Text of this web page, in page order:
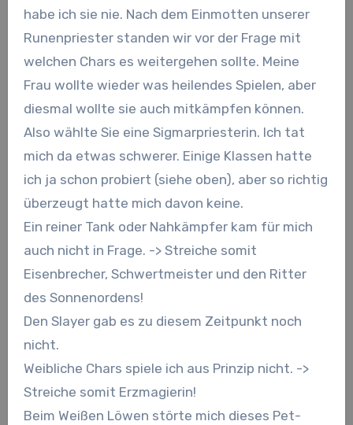
habe ich sie nie. Nach dem Einmotten unserer
Runenpriester standen wir vor der Frage mit
welchen Chars es weitergehen sollte. Meine
Frau wollte wieder was heilendes Spielen, aber
diesmal wollte sie auch mitkämpfen können.
Also wählte Sie eine Sigmarpriesterin. Ich tat
mich da etwas schwerer. Einige Klassen hatte
ich ja schon probiert (siehe oben), aber so richtig
überzeugt hatte mich davon keine.
Ein reiner Tank oder Nahkämpfer kam für mich
auch nicht in Frage. -> Streiche somit
Eisenbrecher, Schwertmeister und den Ritter
des Sonnenordens!
Den Slayer gab es zu diesem Zeitpunkt noch
nicht.
Weibliche Chars spiele ich aus Prinzip nicht. ->
Streiche somit Erzmagierin!
Beim Weißen Löwen störte mich dieses Pet-